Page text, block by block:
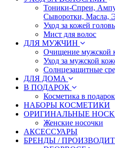
Тоники-Спреи,
Сыворотки, Масла,
Уход за кожей
Мист для волос
ДЛЯ МУЖЧИН
Очищение мужской
Уход за мужской
Солнцезащитные
ДЛЯ ДОМА
В ПОДАРОК
Косметика в подарок
НАБОРЫ КОСМЕТИКИ
ОРИГИНАЛЬНЫЕ
Женские носочки
АКСЕССУАРЫ
БРЕНДЫ /